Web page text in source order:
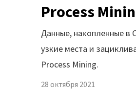
Process
Данные, накопленные в
узкие места и
Process Mining.
28 октября 2021